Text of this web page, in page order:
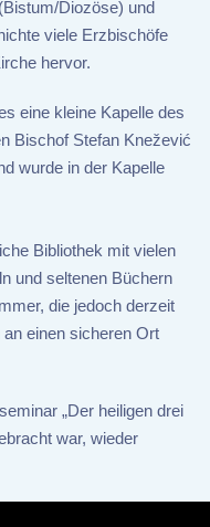
Diozöse) und
viele Erzbischöfe
hervor.
eine kleine Kapelle des
Bischof Stefan Knežević
wurde in der Kapelle
Bibliothek mit vielen
und seltenen Büchern
die jedoch derzeit
einen sicheren Ort
„Der heiligen drei
war, wieder